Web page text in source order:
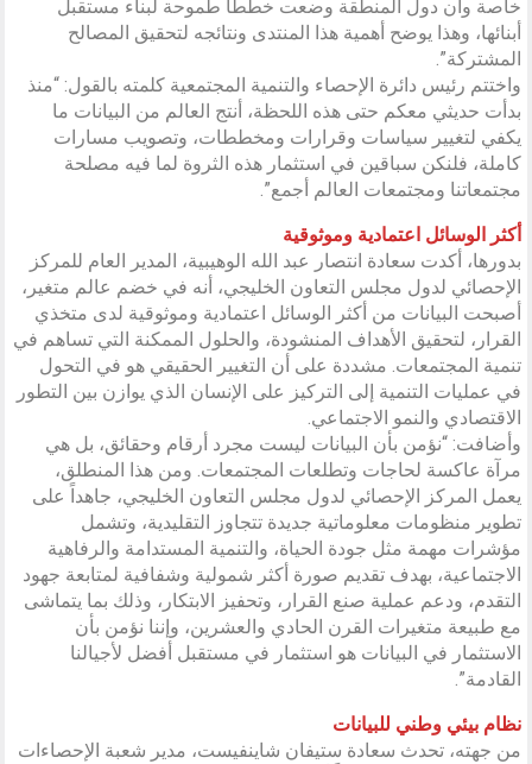
خاصة وأن دول المنطقة وضعت خططاً طموحة لبناء مستقبل
أبنائها، وهذا يوضح أهمية هذا المنتدى ونتائجه لتحقيق المصالح
المشتركة”.
واختتم رئيس دائرة الإحصاء والتنمية المجتمعية كلمته بالقول: “منذ
بدأت حديثي معكم حتى هذه اللحظة، أنتج العالم من البيانات ما
يكفي لتغيير سياسات وقرارات ومخططات، وتصويب مسارات
كاملة، فلنكن سباقين في استثمار هذه الثروة لما فيه مصلحة
مجتمعاتنا ومجتمعات العالم أجمع”.
أكثر الوسائل اعتمادية وموثوقية
بدورها، أكدت سعادة انتصار عبد الله الوهيبية، المدير العام للمركز
الإحصائي لدول مجلس التعاون الخليجي، أنه في خضم عالم متغير،
أصبحت البيانات من أكثر الوسائل اعتمادية وموثوقية لدى متخذي
القرار، لتحقيق الأهداف المنشودة، والحلول الممكنة التي تساهم في
تنمية المجتمعات. مشددة على أن التغيير الحقيقي هو في التحول
في عمليات التنمية إلى التركيز على الإنسان الذي يوازن بين التطور
الاقتصادي والنمو الاجتماعي.
وأضافت: “نؤمن بأن البيانات ليست مجرد أرقام وحقائق، بل هي
مرآة عاكسة لحاجات وتطلعات المجتمعات. ومن هذا المنطلق،
يعمل المركز الإحصائي لدول مجلس التعاون الخليجي، جاهداً على
تطوير منظومات معلوماتية جديدة تتجاوز التقليدية، وتشمل
مؤشرات مهمة مثل جودة الحياة، والتنمية المستدامة والرفاهية
الاجتماعية، بهدف تقديم صورة أكثر شمولية وشفافية لمتابعة جهود
التقدم، ودعم عملية صنع القرار، وتحفيز الابتكار، وذلك بما يتماشى
مع طبيعة متغيرات القرن الحادي والعشرين، وإننا نؤمن بأن
الاستثمار في البيانات هو استثمار في مستقبل أفضل لأجيالنا
القادمة”.
نظام بيئي وطني للبيانات
من جهته، تحدث سعادة ستيفان شاينفيست، مدير شعبة الإحصاءات